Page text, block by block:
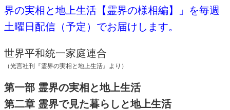
界の実相と地上生活【霊界の様相編】」を毎週
土曜日配信（予定）でお届けします。
世界平和統一家庭連合
（光言社刊『霊界の実相と地上生活』より）
第一部 霊界の実相と地上生活
第二章 霊界で見た暮らしと地上生活